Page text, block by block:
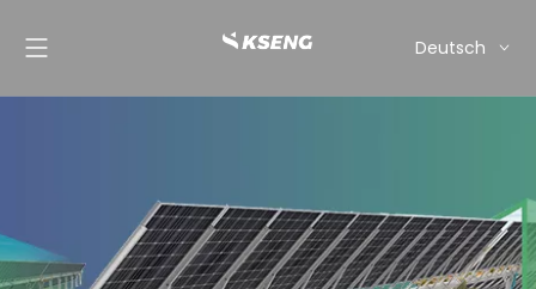
Deutsch
Nederlands